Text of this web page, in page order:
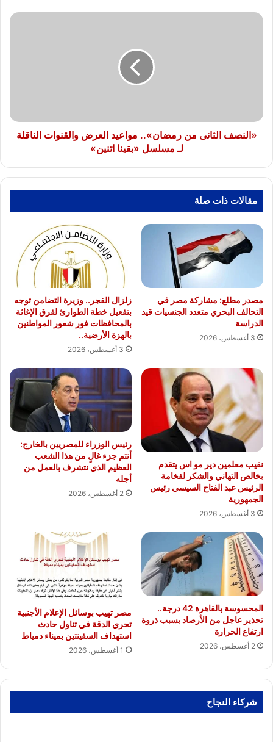
«النصف
لـ
مسلسل
«النصف الثانى من رمضان».. مواعيد العرض والقنوات الناقلة
لـ مسلسل «بقينا اتنين»
مقالات ذات صلة
مصدر مطلع: مشاركة مصر في
التحالف البحري متعدد الجنسيات قيد
الدراسة
3 أغسطس، 2026
زلزال الفجر.. وزيرة التضامن توجه
بتفعيل خطة الطوارئ لفرق الإغاثة
بالمحافظات فور شعور المواطنين
بالهزة الأرضية..
3 أغسطس، 2026
نقيب معلمين دير مو اس يتقدم
بخالص التهاني والشكر لفخامة
الرئيس عبد الفتاح السيسي رئيس
الجمهورية
3 أغسطس، 2026
رئيس الوزراء للمصريين بالخارج:
أنتم جزء غالٍ من هذا الشعب
العظيم الذي نتشرف بالعمل من
أجله
2 أغسطس، 2026
المحسوسة بالقاهرة 42 درجة..
تحذير عاجل من الأرصاد بسبب ذروة
ارتفاع الحرارة
2 أغسطس، 2026
مصر تهيب بوسائل الإعلام الأجنبية
تحري الدقة في تناول حادث
استهداف السفينتين بميناء دمياط
1 أغسطس، 2026
شركاء النجاح